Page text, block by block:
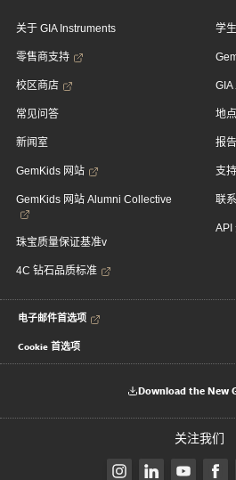
关于 GIA Instruments
零售商支持
校区商店
常见问答
新闻室
GemKids 网站
GemKids 网站 Alumni Collective
珠宝质量保证基准v
4C 钻石品质标准
学
GIA
地点
报
支
联
API
电子邮件首选项
Cookie 首选项
Download the New
关注我们